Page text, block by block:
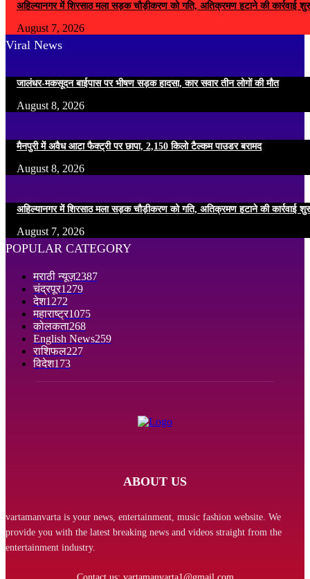
अहिल्यानगर में शिरसाठ मला सड़क चौड़ीकरण को गति, अतिक्रमण हटाने की कार्रवाई
August 7, 2026
Viral News
जालंधर-मकसूदन बाईपास पर भीषण सड़क हादसा, कार सवार तीन लोगों की मौत
August 8, 2026
मैनपुरी में अवैध आटा फैक्ट्री पर छापा, 2,150 किलो टैल्कम पाउडर बरामद
August 8, 2026
अहिल्यानगर में शिरसाठ मला सड़क चौड़ीकरण को गति, अतिक्रमण हटाने की कार्रवाई
August 7, 2026
POPULAR CATEGORY
मराठी न्यूज़2387
चंद्रपूर1279
देश1272
महाराष्ट्र1075
कोलकता268
English News259
राशिफल227
विदेश173
ABOUT US
vartamanvarta is your news, entertainment, music fashion website. We
provide you with the latest breaking news and videos straight from the
entertainment industry.